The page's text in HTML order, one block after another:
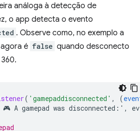
análoga à detecção de
o app detecta o evento
. Observe como, no exemplo a
agora é false quando desconecto
( 'gamepaddisconnected' , (
🎮 A gamepad was disconnected : ' ,